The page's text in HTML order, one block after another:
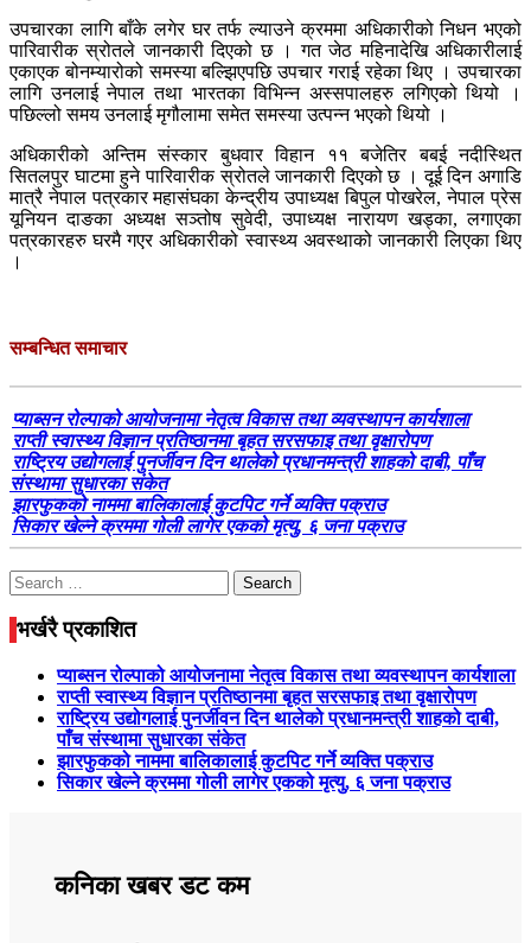
उपचारका लागि बाँके लगेर घर तर्फ ल्याउने क्रममा अधिकारीको निधन भएको
पारिवारीक स्रोतले जानकारी दिएको छ । गत जेठ महिनादेखि अधिकारीलाई
एकाएक बोनम्यारोको समस्या बल्झिएपछि उपचार गराई रहेका थिए । उपचारका
लागि उनलाई नेपाल तथा भारतका विभिन्न अस्सपालहरु लगिएको थियो ।
पछिल्लो समय उनलाई मृगौलामा समेत समस्या उत्पन्न भएको थियो ।
अधिकारीको अन्तिम संस्कार बुधवार विहान ११ बजेतिर बबई नदीस्थित
सितलपुर घाटमा हुने पारिवारीक स्रोतले जानकारी दिएको छ । दूई दिन अगाडि
मात्रै नेपाल पत्रकार महासंघका केन्द्रीय उपाध्यक्ष बिपुल पोखरेल, नेपाल प्रेस
यूनियन दाङका अध्यक्ष सञ्तोष सुवेदी, उपाध्यक्ष नारायण खड्का, लगाएका
पत्रकारहरु घरमै गएर अधिकारीको स्वास्थ्य अवस्थाको जानकारी लिएका थिए
।
सम्बन्धित समाचार
प्याब्सन रोल्पाको आयोजनामा नेतृत्व विकास तथा व्यवस्थापन कार्यशाला
राप्ती स्वास्थ्य विज्ञान प्रतिष्ठानमा बृहत सरसफाइ तथा वृक्षारोपण
राष्ट्रिय उद्योगलाई पुनर्जीवन दिन थालेको प्रधानमन्त्री शाहको दाबी, पाँच
संस्थामा सुधारका संकेत
झारफुकको नाममा बालिकालाई कुटपिट गर्ने व्यक्ति पक्राउ
सिकार खेल्ने क्रममा गोली लागेर एकको मृत्यु, ६ जना पक्राउ
Search
for:
भर्खरै प्रकाशित
प्याब्सन रोल्पाको आयोजनामा नेतृत्व विकास तथा व्यवस्थापन कार्यशाला
राप्ती स्वास्थ्य विज्ञान प्रतिष्ठानमा बृहत सरसफाइ तथा वृक्षारोपण
राष्ट्रिय उद्योगलाई पुनर्जीवन दिन थालेको प्रधानमन्त्री शाहको दाबी,
पाँच संस्थामा सुधारका संकेत
झारफुकको नाममा बालिकालाई कुटपिट गर्ने व्यक्ति पक्राउ
सिकार खेल्ने क्रममा गोली लागेर एकको मृत्यु, ६ जना पक्राउ
कनिका खबर डट कम